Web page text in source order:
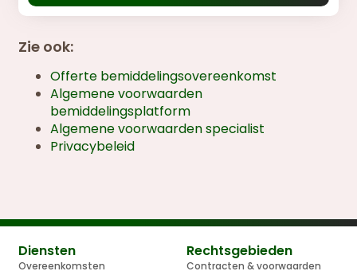
Zie ook:
Offerte bemiddelingsovereenkomst
Algemene voorwaarden
bemiddelingsplatform
Algemene voorwaarden specialist
Privacybeleid
Diensten
Overeenkomsten
Rechtsgebieden
Contracten & voorwaarden